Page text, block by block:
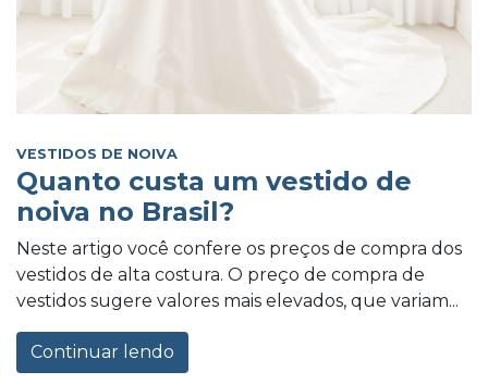
VESTIDOS DE NOIVA
Quanto custa um vestido de
noiva no Brasil?
Neste artigo você confere os preços de compra dos
vestidos de alta costura. O preço de compra de
vestidos sugere valores mais elevados, que variam...
Continuar lendo